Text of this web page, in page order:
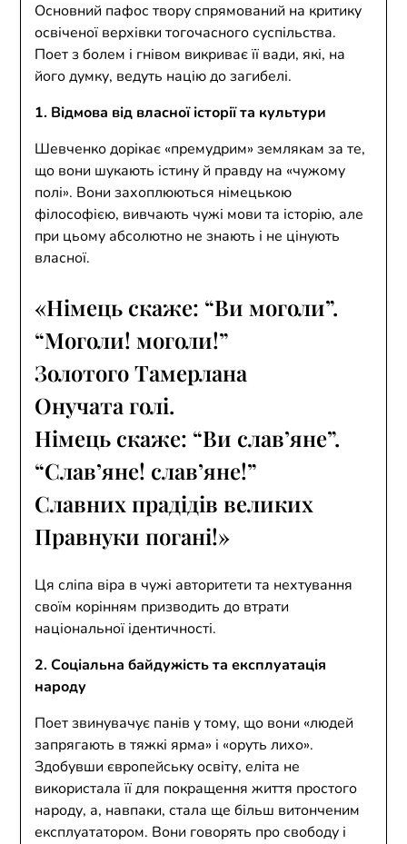
Основний пафос твору спрямований на критику
освіченої верхівки тогочасного суспільства.
Поет з болем і гнівом викриває її вади, які, на
його думку, ведуть націю до загибелі.
1. Відмова від власної історії та культури
Шевченко дорікає «премудрим» землякам за те,
що вони шукають істину й правду на «чужому
полі». Вони захоплюються німецькою
філософією, вивчають чужі мови та історію, але
при цьому абсолютно не знають і не цінують
власної.
«Німець скаже: “Ви моголи”.
“Моголи! моголи!”
Золотого Тамерлана
Онучата голі.
Німець скаже: “Ви слав’яне”.
“Слав’яне! слав’яне!”
Славних прадідів великих
Правнуки погані!»
Ця сліпа віра в чужі авторитети та нехтування
своїм корінням призводить до втрати
національної ідентичності.
2. Соціальна байдужість та експлуатація
народу
Поет звинувачує панів у тому, що вони «людей
запрягають в тяжкі ярма» і «оруть лихо».
Здобувши європейську освіту, еліта не
використала її для покращення життя простого
народу, а, навпаки, стала ще більш витонченим
експлуататором. Вони говорять про свободу і